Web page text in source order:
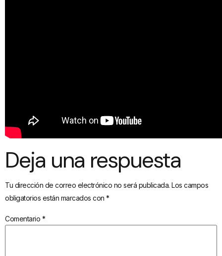
Deja una respuesta
Tu dirección de correo electrónico no será publicada. Los campos
obligatorios están marcados con *
Comentario *